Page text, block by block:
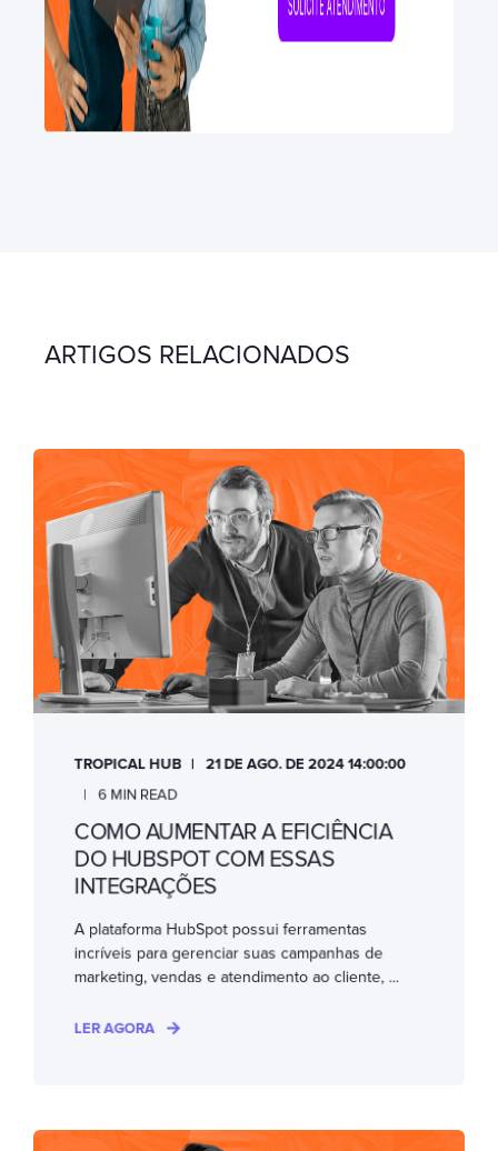
ARTIGOS RELACIONADOS
TROPICAL HUB
21 DE AGO. DE 2024 14:00:00
6 MIN READ
COMO AUMENTAR A EFICIÊNCIA
DO HUBSPOT COM ESSAS
INTEGRAÇÕES
A plataforma HubSpot possui ferramentas
incríveis para gerenciar suas campanhas de
marketing, vendas e atendimento ao cliente, ...
LER AGORA